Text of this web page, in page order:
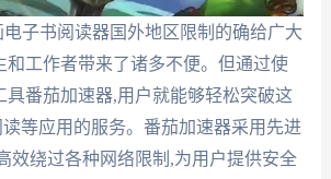
子书阅读器国外地区限制的确给广大
和工作者带来了诸多不便。但通过使
具番茄加速器,用户就能够轻松突破这
等应用的服务。番茄加速器采用先进
效绕过各种网络限制,为用户提供安全